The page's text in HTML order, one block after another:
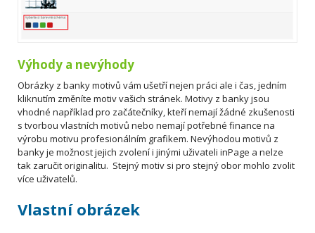
Výhody a nevýhody
Obrázky z banky motivů vám ušetří nejen práci ale i čas, jedním
kliknutím změníte motiv vašich stránek. Motivy z banky jsou
vhodné například pro začátečníky, kteří nemají žádné zkušenosti
s tvorbou vlastních motivů nebo nemají potřebné finance na
výrobu motivu profesionálním grafikem. Nevýhodou motivů z
banky je možnost jejich zvolení i jinými uživateli inPage a nelze
tak zaručit originalitu. Stejný motiv si pro stejný obor mohlo zvolit
více uživatelů.
Vlastní obrázek